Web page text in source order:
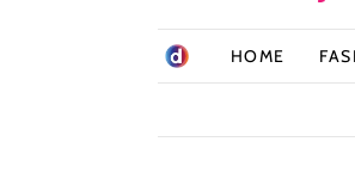
HOME